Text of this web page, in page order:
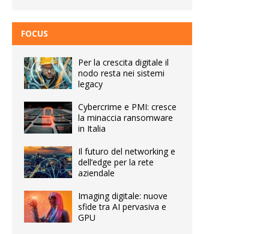
FOCUS
Per la crescita digitale il
nodo resta nei sistemi
legacy
Cybercrime e PMI: cresce
la minaccia ransomware
in Italia
Il futuro del networking e
dell’edge per la rete
aziendale
Imaging digitale: nuove
sfide tra AI pervasiva e
GPU